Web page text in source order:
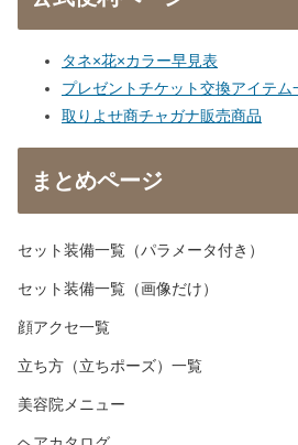
タネ×花×カラー早見表
プレゼントチケット交換アイテム
取りよせ商チャガナ販売商品
まとめページ
セット装備一覧（パラメータ付き）
セット装備一覧（画像だけ）
顔アクセ一覧
立ち方（立ちポーズ）一覧
美容院メニュー